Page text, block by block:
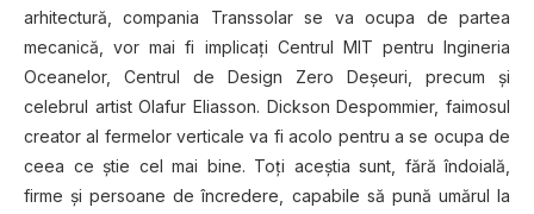
arhitectură, compania Transsolar se va ocupa de partea
mecanică, vor mai fi implicaţi Centrul MIT pentru Ingineria
Oceanelor, Centrul de Design Zero Deşeuri, precum şi
celebrul artist Olafur Eliasson. Dickson Despommier, faimosul
creator al fermelor verticale va fi acolo pentru a se ocupa de
ceea ce ştie cel mai bine. Toţi aceştia sunt, fără îndoială,
firme şi persoane de încredere, capabile să pună umărul la